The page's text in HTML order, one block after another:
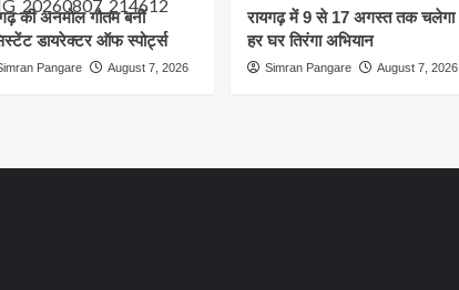
की अनमोल गौतम बनीं
डायरेक्टर ऑफ स्पोर्ट्स
Pangare August 7, 2026
रायगढ़ में 9 से 17 अगस्त तक चलेगा
हर घर तिरंगा अभियान
Simran Pangare August 7, 2026